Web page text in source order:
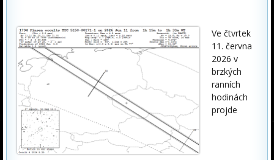
Ve čtvrtek
11. června
2026 v
brzkých
ranních
hodinách
projde